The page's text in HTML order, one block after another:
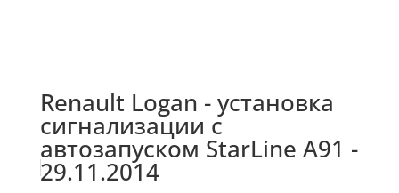
Renault Logan - установка
сигнализации с
автозапуском StarLine А91 -
29.11.2014